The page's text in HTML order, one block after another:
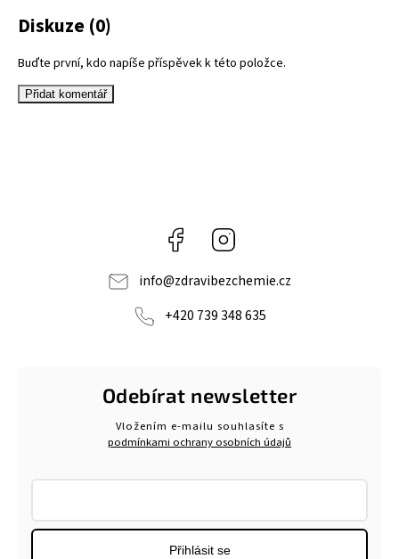
Diskuze (0)
Buďte první, kdo napíše příspěvek k této položce.
Přidat komentář
Facebook
info@zdravibezchemie.cz
+420 739 348 635
Odebírat newsletter
Vložením e-mailu souhlasíte s
podmínkami ochrany osobních údajů
Přihlásit se